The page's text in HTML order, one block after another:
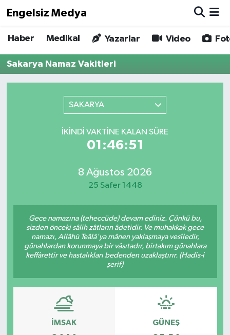
Engelsiz Medya
Haber Medikal Yazarlar Video
Sakarya Namaz Vakitleri
SAKARYA
İKINDI VAKTINE KALAN SÜRE
01:46:51
8 Ağustos 2026
25 Safer 1448
Gece namazına (teheccüde) devam ediniz. Çünkü bu,
sizden önceki sâlih zâtların âdetidir. Ve muhakkak gece
namazı, Allâhü Teâlâ'ya mânen yaklaşmaya vesîledir,
günahlardan korunmaya bir vâsıtadır, birtakım günahlara
keffârettir ve hastalıkları bedenden uzaklaştırır. (Hadis-i
şerif)
İMSAK GÜNEŞ
Haber
Medikal
Gizlilik Sözleşmesi
Hava Durumu
Trafik Durumu
Son Dakika Haberleri